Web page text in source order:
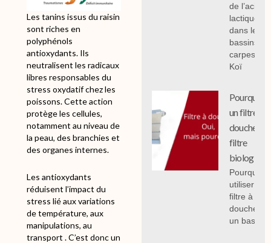
Les tanins issus du raisin
sont riches en
polyphénols
antioxydants. Ils
neutralisent les radicaux
libres responsables du
stress oxydatif chez les
poissons. Cette action
protège les cellules,
notamment au niveau de
la peau, des branchies et
des organes internes.
Les antioxydants
réduisent l’impact du
stress lié aux variations
de température, aux
manipulations, au
transport . C’est donc un
de l’acide
lactique
dans les
bassins à
carpes
Koï
Pourquoi
un filtre à
douche en
filtre
Pourquoi
utiliser un
filtre à
douche
un bassin